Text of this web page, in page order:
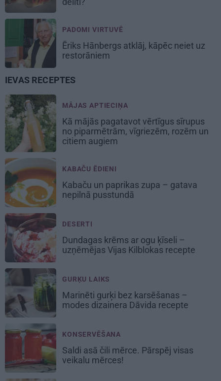
PADOMI VIRTUVĒ
Ēriks Hānbergs atklāj, kāpēc neiet uz
restorāniem
IEVAS RECEPTES
MĀJAS APTIECIŅA
Kā mājās pagatavot vērtīgus sīrupus
no piparmētrām, vīgriezēm, rozēm un
citiem augiem
KABAČU ĒDIENI
Kabaču un paprikas zupa – gatava
nepilnā pusstundā
DESERTI
Dundagas krēms ar ogu ķīseli –
uzņēmējas Vijas Kilblokas recepte
GURĶU LAIKS
Marinēti gurķi bez karsēšanas –
modes dizainera Dāvida recepte
KONSERVĒŠANA
Saldi asā čili mērce. Pārspēj visas
veikalu mērces!